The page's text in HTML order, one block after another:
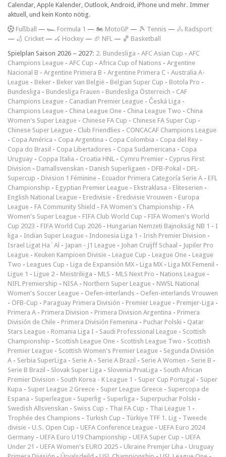
Calendar, Apple Kalender, Outlook, Android, iPhone und mehr. Immer
aktuell, und kein Konto nötig.
Fußball — 🏎️ Formula 1 — 🏍 MotoGP — 🎾 Tennis — 🚴 Radsport
— 🏏 Cricket — 🏑 Hockey — 🏈 NFL — 🏀 Basketball
Spielplan Saison 2026 – 2027: 2. Bundesliga - AFC Asian Cup - AFC
Champions League - AFC Cup - Africa Cup of Nations - Argentine
Nacional B - Argentine Primera B - Argentine Primera C - Australia A-
League - Beker - Beker van België - Belgian Super Cup - Botola Pro -
Bundesliga - Bundesliga Frauen - Bundesliga Österreich - CAF
Champions League - Canadian Premier League - Česká Liga -
Champions League - China League One - China League Two - China
Women's Super League - Chinese FA Cup - Chinese FA Super Cup -
Chinese Super League - Club Friendlies - CONCACAF Champions League
- Copa América - Copa Argentina - Copa Colombia - Copa del Rey -
Copa do Brasil - Copa Libertadores - Copa Sudamericana - Copa
Uruguay - Coppa Italia - Croatia HNL - Cymru Premier - Cyprus First
Division - Damallsvenskan - Danish Superligaen - DFB-Pokal - DFL-
Supercup - Division 1 Féminine - Ecuador Primera Categoría Serie A - EFL
Championship - Egyptian Premier League - Ekstraklasa - Eliteserien -
English National League - Eredivisie - Eredivisie Vrouwen - Europa
League - FA Community Shield - FA Women's Championship - FA
Women's Super League - FIFA Club World Cup - FIFA Women's World
Cup 2023 - FIFA World Cup 2026 - Hungarian Nemzeti Bajnokság NB 1 - I
liga - Indian Super League - Indonesia Liga 1 - Irish Premier Division -
Israel Ligat Ha`Al - Japan - J1 League - Johan Cruijff Schaal - Jupiler Pro
League - Keuken Kampioen Divisie - League Cup - League One - League
Two - Leagues Cup - Liga de Expansión MX - Liga MX - Liga MX Femenil -
Ligue 1 - Ligue 2 - Meistriliiga - MLS - MLS Next Pro - Nations League -
NIFL Premiership - NISA - Northern Super League - NWSL National
Women's Soccer League - Oefen-interlands - Oefen-interlands Vrouwen
- ÖFB-Cup - Paraguay Primera División - Premier League - Premjer-Liga -
Primera A - Primera Division - Primera Division Argentina - Primera
División de Chile - Primera División Femenina - Puchar Polski - Qatar
Stars League - Romania Liga I - Saudi Professional League - Scottish
Championship - Scottish League One - Scottish League Two - Scottish
Premier League - Scottish Women's Premier League - Segunda División
A - Serbia SuperLiga - Serie A - Serie A Brazil - Serie A Women - Serie B -
Serie B Brazil - Slovak Super Liga - Slovenia PrvaLiga - South African
Premier Division - South Korea - K League 1 - Super Cup Portugal - Süper
Kupa - Super League 2 Greece - Super League Greece - Supercopa de
Espana - Superleague - Superlig - Superliga - Superpuchar Polski -
Swedish Allsvenskan - Swiss Cup - Thai FA Cup - Thai League 1 -
Trophée des Champions - Turkish Cup - Türkiye TFF 1. Lig - Tweede
divisie - U.S. Open Cup - UEFA Conference League - UEFA Euro 2024
Germany - UEFA Euro U19 Championship - UEFA Super Cup - UEFA
Under 21 - UEFA Women's EURO 2025 - Ukraine Premjer Liha - Uruguay